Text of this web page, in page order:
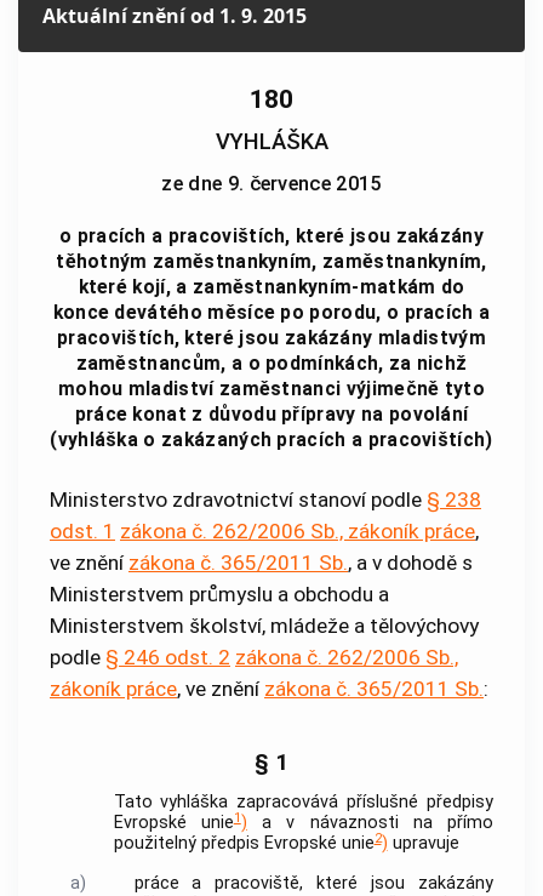
Aktuální zněníod 1. 9. 2015
180
VYHLÁŠKA
ze dne 9. července 2015
o pracích a pracovištích, které jsou zakázány
těhotným zaměstnankyním, zaměstnankyním,
které kojí, a zaměstnankyním-matkám do
konce devátého měsíce po porodu, o pracích a
pracovištích, které jsou zakázány mladistvým
zaměstnancům, a o podmínkách, za nichž
mohou mladiství zaměstnanci výjimečně tyto
práce konat z důvodu přípravy na povolání
(vyhláška o zakázaných pracích a pracovištích)
Ministerstvo zdravotnictví stanoví podle § 238
odst. 1 zákona č. 262/2006 Sb., zákoník práce,
ve znění zákona č. 365/2011 Sb., a v dohodě s
Ministerstvem průmyslu a obchodu a
Ministerstvem školství, mládeže a tělovýchovy
podle § 246 odst. 2 zákona č. 262/2006 Sb.,
zákoník práce, ve znění zákona č. 365/2011 Sb.:
§ 1
Tato vyhláška zapracovává příslušné předpisy
Evropské unie1) a v návaznosti na přímo
použitelný předpis Evropské unie2) upravuje
a)
práce a pracoviště, které jsou zakázány